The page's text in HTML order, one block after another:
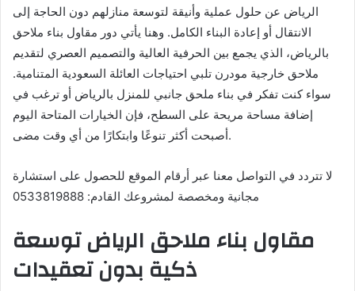
الرياض عن حلول عملية وأنيقة لتوسعة منازلهم دون الحاجة إلى
الانتقال أو إعادة البناء الكامل. وهنا يأتي دور مقاول بناء ملاحق
بالرياض، الذي يجمع بين الحرفية العالية والتصميم العصري لتقديم
ملاحق خارجية مودرن تلبي احتياجات العائلة السعودية المتنامية.
سواء كنت تفكر في بناء ملحق جانبي للمنزل بالرياض أو ترغب في
إضافة مساحة مريحة على السطح، فإن الخيارات المتاحة اليوم
أصبحت أكثر تنوعًا وابتكارًا من أي وقت مضى.
لا تتردد في التواصل معنا عبر أرقام الموقع للحصول على استشارة
مجانية ومخصصة لمشروعك القادم: 0533819888
مقاول بناء ملاحق الرياض توسعة
ذكية بدون تعقيدات